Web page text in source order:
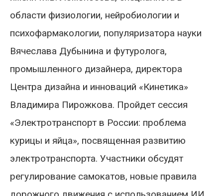
области физиологии, нейробиологии и
психофармакологии, популяризатора науки
Вячеслава Дубынина и футуролога,
промышленного дизайнера, директора
Центра дизайна и инноваций «Кинетика»
Владимира Пирожкова. Пройдет сессия
«Электротранспорт в России: проблема
курицы и яйца», посвященная развитию
электротранспорта. Участники обсудят
регулирование самокатов, новые правила